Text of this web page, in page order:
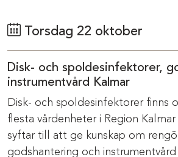
Torsdag 22 oktober
Disk- och spoldesinfektorer,
instrumentvård Kalmar
Disk- och spoldesinfektorer finns
flesta vårdenheter i Region
syftar till att ge kunskap om
godshantering och